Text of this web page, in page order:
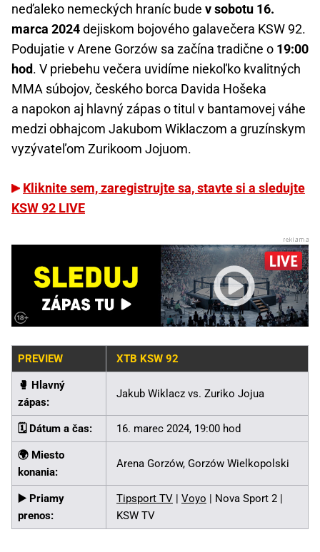
neďaleko nemeckých hraníc bude v sobotu 16.
marca 2024dejiskom bojového galavečera KSW 92.
Podujatie v Arene Gorzów sa začína tradične o 19:00
hod. V priebehu večera uvidíme niekoľko kvalitných
MMA súbojov, českého borca Davida Hošeka
a napokon aj hlavný zápas o titul v bantamovej váhe
medzi obhajcom Jakubom Wiklaczom a gruzínskym
vyzývateľom Zurikoom Jojuom.
Kliknite sem, zaregistrujte sa, stavte si a sledujte
KSW 92 LIVE
PREVIEW XTB KSW 92
🥊️ Hlavný
zápas:
Jakub Wiklacz vs. Zuriko Jojua
🗓️ Dátum a čas: 16. marec 2024, 19:00 hod
🌍 Miesto
konania:
Arena Gorzów, Gorzów Wielkopolski
▶️ Priamy
prenos:
Tipsport TV | Voyo | Nova Sport 2 |
KSW TV